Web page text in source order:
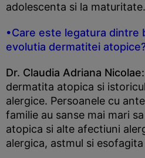
adolescenta si la maturitate.
•Care este legatura dintre
evolutia dermatitei
Dr. Claudia Adriana Nicolae:
dermatita atopica si
alergice. Persoanele cu
familie au sanse mai mari
atopica si alte afectiuni
alergica, astmul si